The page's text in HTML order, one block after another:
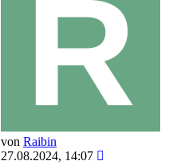
von Raibin
27.08.2024, 14:07